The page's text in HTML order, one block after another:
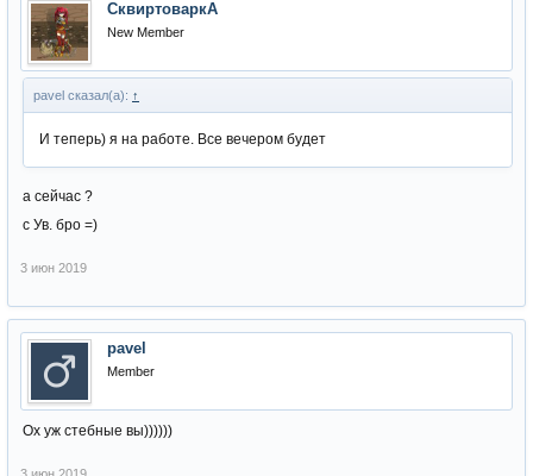
СквиртоваркА
New Member
pavel сказал(а): ↑
И теперь) я на работе. Все вечером будет
а сейчас ?
с Ув. бро =)
3 июн 2019
pavel
Member
Ох уж стебные вы))))))